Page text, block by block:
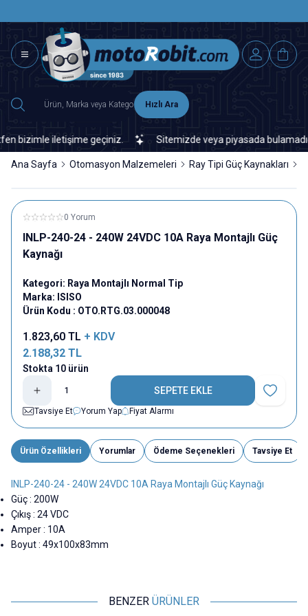
Hızlı Ara
bizimle iletişime geçiniz. Sitemizde veya piyasada
Ana Sayfa Otomasyon Malzemeleri Ray Tipi Güç Kaynakları
0 Yorum
INLP-240-24 - 240W 24VDC 10A Raya Montajlı Güç
Kaynağı
Kategori: Raya Montajlı Normal Tip
Marka: ISISO
Ürün Kodu : OTO.RTG.03.000048
1.823,60 TL + KDV
2.188,32 TL
Stokta 10 ürün
SEPETE EKLE
Favoriye
Tavsiye Et
Yorum Yap Fiyat Alarmı
Ürün Özellikleri Yorumlar Ödeme Seçenekleri Tavsiye Et
INLP-240-24 - 240W 24VDC 10A Raya Montajlı Güç Kaynağı
Güç : 200W
Çıkış : 24 VDC
Amper : 10A
Boyut : 49x100x83mm
BENZER ÜRÜNLER